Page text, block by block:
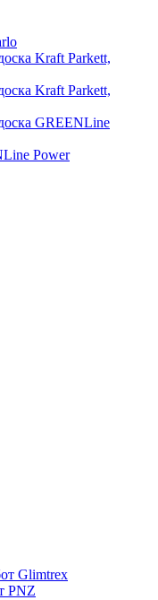
Kraft Parkett,
Kraft Parkett,
GREENLine
Power
Glimtrex
PNZ